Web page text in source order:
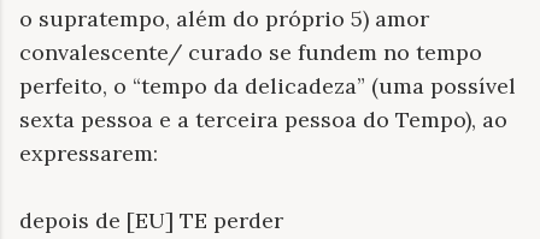
o supratempo, além do próprio 5) amor
convalescente/ curado se fundem no tempo
perfeito, o “tempo da delicadeza” (uma possível
sexta pessoa e a terceira pessoa do Tempo), ao
expressarem:
depois de [EU] TE perder